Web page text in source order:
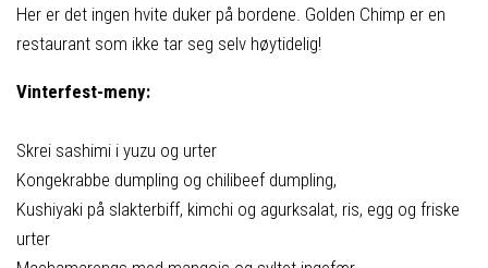
Her er det ingen hvite duker på bordene. Golden Chimp er en
restaurant som ikke tar seg selv høytidelig!
Vinterfest-meny:
Skrei sashimi i yuzu og urter
Kongekrabbe dumpling og chilibeef dumpling,
Kushiyaki på slakterbiff, kimchi og agurksalat, ris, egg og friske
urter